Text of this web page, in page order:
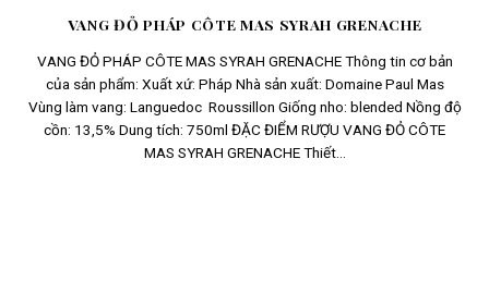
VANG ĐỎ PHÁP CÔTE MAS SYRAH GRENACHE
VANG ĐỎ PHÁP CÔTE MAS SYRAH GRENACHE Thông tin cơ bản
của sản phẩm: Xuất xứ: Pháp Nhà sản xuất: Domaine Paul Mas
Vùng làm vang: Languedoc Roussillon Giống nho: blended Nồng độ
cồn: 13,5% Dung tích: 750ml ĐẶC ĐIỂM RƯỢU VANG ĐỎ CÔTE
MAS SYRAH GRENACHE Thiết...